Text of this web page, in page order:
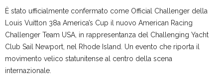
È stato ufficialmente confermato come Official Challenger della
Louis Vuitton 38a America’s Cup il nuovo American Racing
Challenger Team USA, in rappresentanza del Challenging Yacht
Club Sail Newport, nel Rhode Island. Un evento che riporta il
movimento velico statunitense al centro della scena
internazionale.